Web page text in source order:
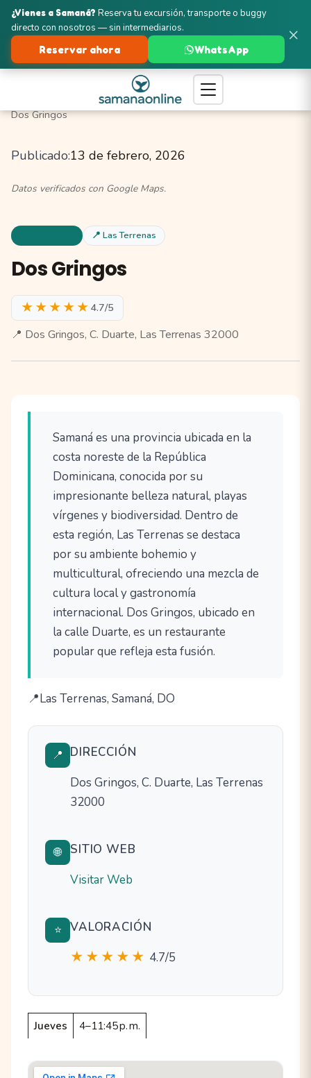
Turismo en Samaná Las Terrenas
Restaurantes
Dos Gringos
Publicado:13 de febrero, 2026
Datos verificados con Google Maps.
📍 Las Terrenas
Dos Gringos
★★★★★ 4.7/5
📍 Dos Gringos, C. Duarte, Las Terrenas 32000
Samaná es una provincia ubicada en la
costa noreste de la República
Dominicana, conocida por su
impresionante belleza natural, playas
vírgenes y biodiversidad. Dentro de
esta región, Las Terrenas se destaca
por su ambiente bohemio y
multicultural, ofreciendo una mezcla de
cultura local y gastronomía
internacional. Dos Gringos, ubicado en
la calle Duarte, es un restaurante
popular que refleja esta fusión.
Las Terrenas, Samaná, DO
📍 DIRECCIÓN
Dos Gringos, C. Duarte, Las Terrenas
32000
🌐
SITIO WEB
Visitar Web
⭐ VALORACIÓN
★★★★★ 4.7/5
Jueves 4–11:45 p. m.
×
¿Vienes a Samaná? Reserva tu excursión, transporte o buggy
directo con nosotros — sin intermediarios.
Reservar ahora WhatsApp